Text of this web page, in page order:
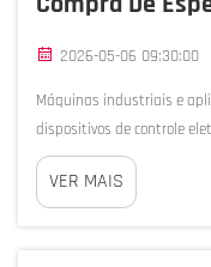
2026-05-06 09:30:00
Máquinas industriais e
dispositivos de controle
elétricos com precisão e
como um componente
VER MAIS